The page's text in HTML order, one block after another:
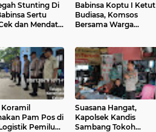
Stunting Di
Sertu
dan Mendata
Babinsa Koptu I Ketut
Budiasa, Komsos
Bersama Warga
Pam Pos di
Pemilu
Suasana Hangat,
Kapolsek Kandis
Sambang Tokoh